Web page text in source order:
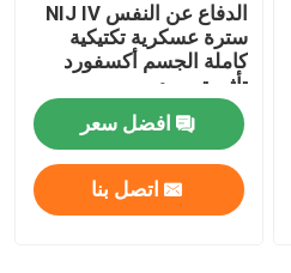
الدفاع عن النفس NIJ IV
سترة عسكرية تكتيكية
كاملة الجسم أكسفورد
تأثير توسيد
افضل سعر
اتصل بنا